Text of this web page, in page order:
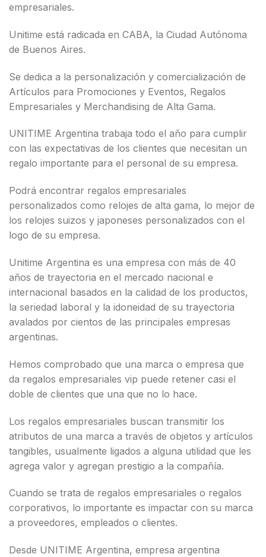
empresariales.
Unitime está radicada en CABA, la Ciudad Autónoma
de Buenos Aires.
Se dedica a la personalización y comercialización de
Artículos para Promociones y Eventos, Regalos
Empresariales y Merchandising de Alta Gama.
UNITIME Argentina trabaja todo el año para cumplir
con las expectativas de los clientes que necesitan un
regalo importante para el personal de su empresa.
Podrá encontrar regalos empresariales
personalizados como relojes de alta gama, lo mejor de
los relojes suizos y japoneses personalizados con el
logo de su empresa.
Unitime Argentina es una empresa con más de 40
años de trayectoria en el mercado nacional e
internacional basados en la calidad de los productos,
la seriedad laboral y la idoneidad de su trayectoria
avalados por cientos de las principales empresas
argentinas.
Hemos comprobado que una marca o empresa que
da regalos empresariales vip puede retener casi el
doble de clientes que una que no lo hace.
Los regalos empresariales buscan transmitir los
atributos de una marca a través de objetos y artículos
tangibles, usualmente ligados a alguna utilidad que les
agrega valor y agregan prestigio a la compañía.
Cuando se trata de regalos empresariales o regalos
corporativos, lo importante es impactar con su marca
a proveedores, empleados o clientes.
Desde UNITIME Argentina, empresa argentina